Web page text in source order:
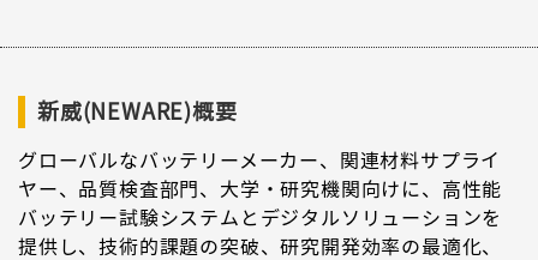
新威(NEWARE)概要
グローバルなバッテリーメーカー、関連材料サプライ
ヤー、品質検査部門、大学・研究機関向けに、高性能
バッテリー試験システムとデジタルソリューションを
提供し、技術的課題の突破、研究開発効率の最適化、